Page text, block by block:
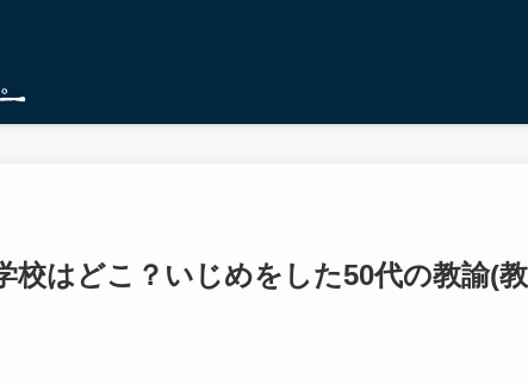
校はどこ？いじめをした50代の教諭(